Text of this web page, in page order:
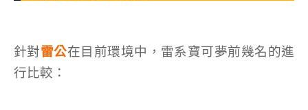
針對雷公在目前環境中，雷系寶可夢前幾名的進
行比較：